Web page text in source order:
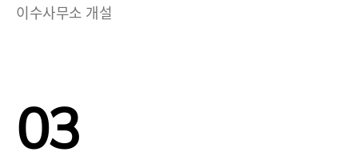
이수사무소 개설
03